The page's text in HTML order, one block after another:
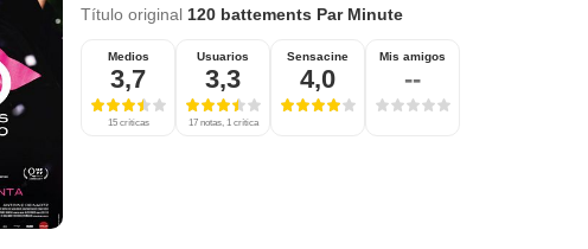
Título original 120 battements Par Minute
Medios
3,7
15 críticas
Usuarios
3,3
17 notas, 1 crítica
Sensacine
4,0
Mis amigos
--